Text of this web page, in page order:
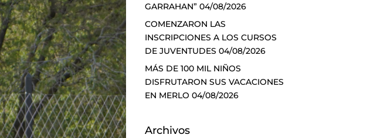
GARRAHAN” 04/08/2026
COMENZARON LAS
INSCRIPCIONES A LOS CURSOS
DE JUVENTUDES 04/08/2026
MÁS DE 100 MIL NIÑOS
DISFRUTARON SUS VACACIONES
EN MERLO 04/08/2026
Archivos